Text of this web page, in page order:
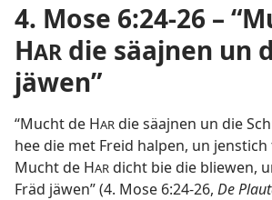
4. Mose 6:24-26 –
HAR die säajnen un
jäwen”
“Mucht de HAR die säajnen un die
hee die met Freid halpen, un
Mucht de HAR dicht bie die bliewen,
Fräd jäwen” (4. Mose 6:24-26, De